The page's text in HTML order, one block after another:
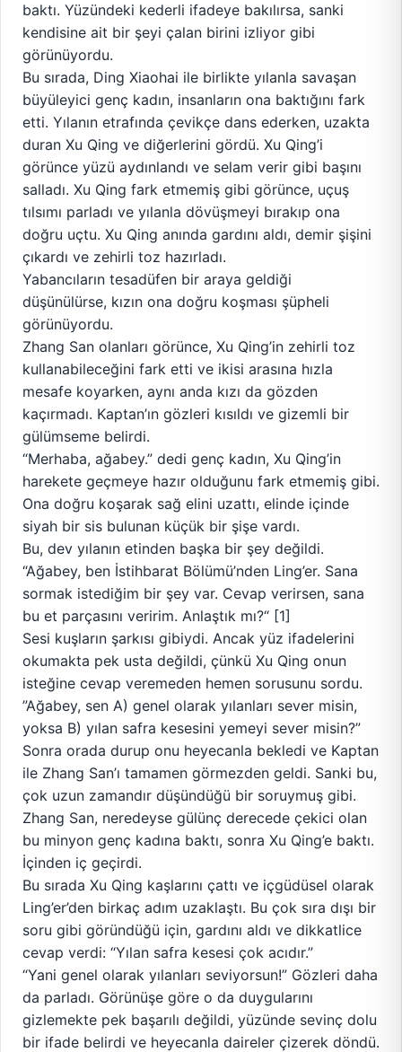
baktı. Yüzündeki kederli ifadeye bakılırsa, sanki
kendisine ait bir şeyi çalan birini izliyor gibi
görünüyordu.
Bu sırada, Ding Xiaohai ile birlikte yılanla savaşan
büyüleyici genç kadın, insanların ona baktığını fark
etti. Yılanın etrafında çevikçe dans ederken, uzakta
duran Xu Qing ve diğerlerini gördü. Xu Qing’i
görünce yüzü aydınlandı ve selam verir gibi başını
salladı. Xu Qing fark etmemiş gibi görünce, uçuş
tılsımı parladı ve yılanla dövüşmeyi bırakıp ona
doğru uçtu. Xu Qing anında gardını aldı, demir şişini
çıkardı ve zehirli toz hazırladı.
Yabancıların tesadüfen bir araya geldiği
düşünülürse, kızın ona doğru koşması şüpheli
görünüyordu.
Zhang San olanları görünce, Xu Qing’in zehirli toz
kullanabileceğini fark etti ve ikisi arasına hızla
mesafe koyarken, aynı anda kızı da gözden
kaçırmadı. Kaptan’ın gözleri kısıldı ve gizemli bir
gülümseme belirdi.
“Merhaba, ağabey.” dedi genç kadın, Xu Qing’in
harekete geçmeye hazır olduğunu fark etmemiş gibi.
Ona doğru koşarak sağ elini uzattı, elinde içinde
siyah bir sis bulunan küçük bir şişe vardı.
Bu, dev yılanın etinden başka bir şey değildi.
“Ağabey, ben İstihbarat Bölümü’nden Ling’er. Sana
sormak istediğim bir şey var. Cevap verirsen, sana
bu et parçasını veririm. Anlaştık mı?“ [1]
Sesi kuşların şarkısı gibiydi. Ancak yüz ifadelerini
okumakta pek usta değildi, çünkü Xu Qing onun
isteğine cevap veremeden hemen sorusunu sordu.
”Ağabey, sen A) genel olarak yılanları sever misin,
yoksa B) yılan safra kesesini yemeyi sever misin?”
Sonra orada durup onu heyecanla bekledi ve Kaptan
ile Zhang San’ı tamamen görmezden geldi. Sanki bu,
çok uzun zamandır düşündüğü bir soruymuş gibi.
Zhang San, neredeyse gülünç derecede çekici olan
bu minyon genç kadına baktı, sonra Xu Qing’e baktı.
İçinden iç geçirdi.
Bu sırada Xu Qing kaşlarını çattı ve içgüdüsel olarak
Ling’er’den birkaç adım uzaklaştı. Bu çok sıra dışı bir
soru gibi göründüğü için, gardını aldı ve dikkatlice
cevap verdi: “Yılan safra kesesi çok acıdır.”
“Yani genel olarak yılanları seviyorsun!” Gözleri daha
da parladı. Görünüşe göre o da duygularını
gizlemekte pek başarılı değildi, yüzünde sevinç dolu
bir ifade belirdi ve heyecanla daireler çizerek döndü.